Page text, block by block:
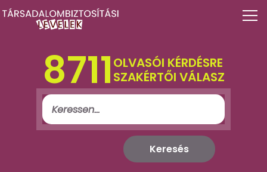
8711 OLVASÓI KÉRDÉSRE
SZAKÉRTŐI VÁLASZ